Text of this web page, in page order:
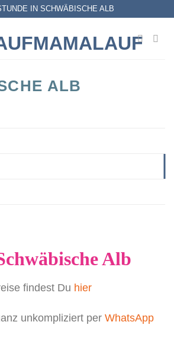
IN SCHWÄBISCHE ALB
ALB
Alb
findest Du hier
unkompliziert per WhatsApp